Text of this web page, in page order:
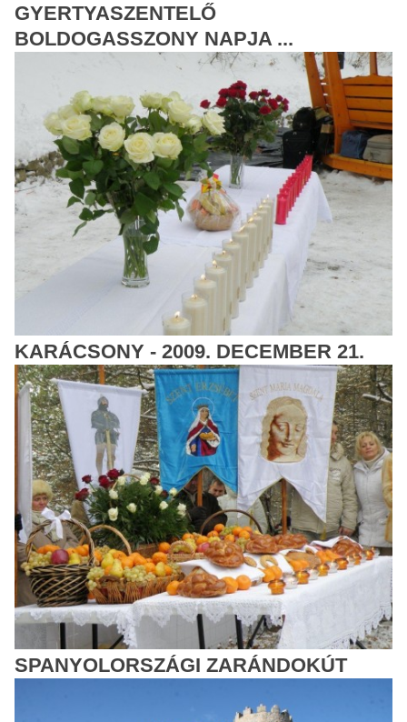
GYERTYASZENTELŐ
BOLDOGASSZONY NAPJA ...
KARÁCSONY - 2009. DECEMBER 21.
SPANYOLORSZÁGI ZARÁNDOKÚT